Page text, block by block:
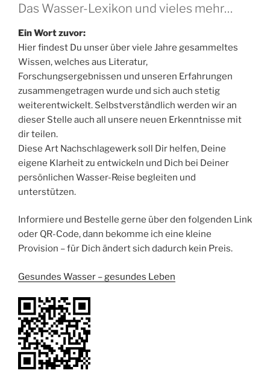
Das Wasser-Lexikon und vieles mehr…
Ein Wort zuvor:
Hier findest Du unser über viele Jahre gesammeltes
Wissen, welches aus Literatur,
Forschungsergebnissen und unseren Erfahrungen
zusammengetragen wurde und sich auch stetig
weiterentwickelt. Selbstverständlich werden wir an
dieser Stelle auch all unsere neuen Erkenntnisse mit
dir teilen.
Diese Art Nachschlagewerk soll Dir helfen, Deine
eigene Klarheit zu entwickeln und Dich bei Deiner
persönlichen Wasser-Reise begleiten und
unterstützen.
Informiere und Bestelle gerne über den folgenden Link
oder QR-Code, dann bekomme ich eine kleine
Provision – für Dich ändert sich dadurch kein Preis.
Gesundes Wasser – gesundes Leben